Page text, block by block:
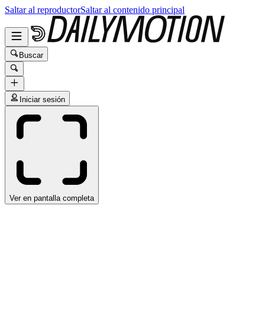
Saltar al reproductorSaltar al contenido principal
Buscar
Iniciar sesión
Ver en pantalla completa